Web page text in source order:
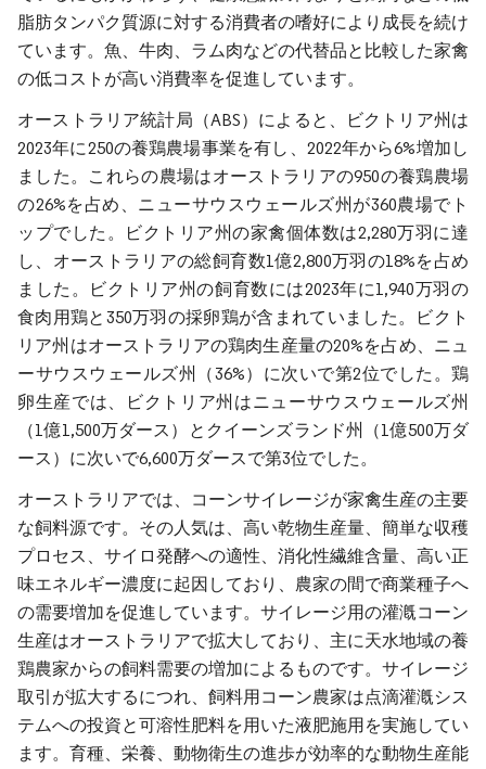
脂肪タンパク質源に対する消費者の嗜好により成長を続け
ています。魚、牛肉、ラム肉などの代替品と比較した家禽
の低コストが高い消費率を促進しています。
オーストラリア統計局（ABS）によると、ビクトリア州は
2023年に250の養鶏農場事業を有し、2022年から6%増加し
ました。これらの農場はオーストラリアの950の養鶏農場
の26%を占め、ニューサウスウェールズ州が360農場でト
ップでした。ビクトリア州の家禽個体数は2,280万羽に達
し、オーストラリアの総飼育数1億2,800万羽の18%を占め
ました。ビクトリア州の飼育数には2023年に1,940万羽の
食肉用鶏と350万羽の採卵鶏が含まれていました。ビクト
リア州はオーストラリアの鶏肉生産量の20%を占め、ニュ
ーサウスウェールズ州（36%）に次いで第2位でした。鶏
卵生産では、ビクトリア州はニューサウスウェールズ州
（1億1,500万ダース）とクイーンズランド州（1億500万ダ
ース）に次いで6,600万ダースで第3位でした。
オーストラリアでは、コーンサイレージが家禽生産の主要
な飼料源です。その人気は、高い乾物生産量、簡単な収穫
プロセス、サイロ発酵への適性、消化性繊維含量、高い正
味エネルギー濃度に起因しており、農家の間で商業種子へ
の需要増加を促進しています。サイレージ用の灌漑コーン
生産はオーストラリアで拡大しており、主に天水地域の養
鶏農家からの飼料需要の増加によるものです。サイレージ
取引が拡大するにつれ、飼料用コーン農家は点滴灌漑シス
テムへの投資と可溶性肥料を用いた液肥施用を実施してい
ます。育種、栄養、動物衛生の進歩が効率的な動物生産能